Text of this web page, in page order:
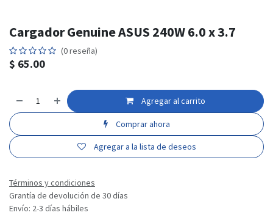
Cargador Genuine ASUS 240W 6.0 x 3.7
(0 reseña)
$ 65.00
Agregar al carrito
Comprar ahora
Agregar a la lista de deseos
Términos y condiciones
Grantía de devolución de 30 días
Envío: 2-3 días hábiles